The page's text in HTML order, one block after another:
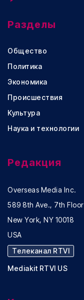
Разделы
Общество
Политика
Экономика
Происшествия
Культура
Наука и технологии
Редакция
Overseas Media Inc.
589 8th Ave., 7th Floor
New York, NY 10018
USA
Телеканал RTVI
Mediakit RTVI US